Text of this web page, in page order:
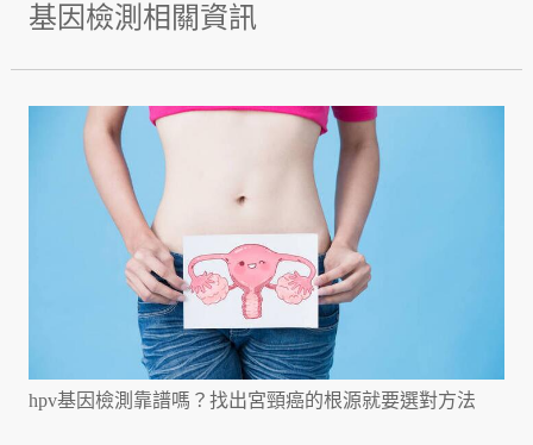
基因檢測相關資訊
hpv基因檢測靠譜嗎？找出宮頸癌的根源就要選對方法